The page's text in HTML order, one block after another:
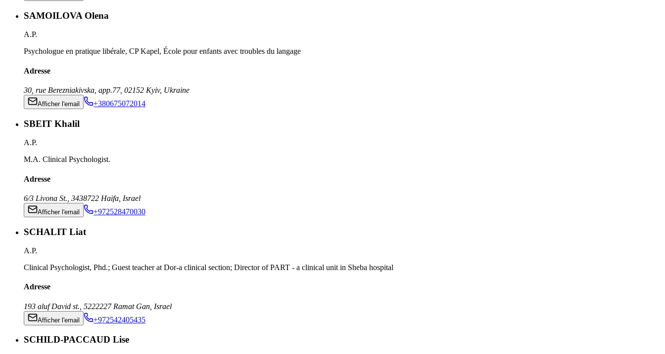
SAMOILOVA Olena
A.P.
Psychologue en pratique libérale, CP Kapel, École pour enfants avec troubles du langage
Adresse
30, rue Berezniakivska, app.77, 02152 Kyiv, Ukraine
Afficher l'email +380675072014
SBEIT Khalil
A.P.
M.A. Clinical Psychologist.
Adresse
6/3 Livona St. 3438722 Haifa Israel
Afficher l'email +972528470030
SCHALIT Liat
A.P.
Clinical Psychologist, Phd.; Guest teacher at Dor-a clinical section; Director of PART - a clinical unit in Sheba hospital
Adresse
193 aluf David st. 5222227 Ramat Gan Israel
Afficher l'email +972542405435
SCHILD-PACCAUD Lise